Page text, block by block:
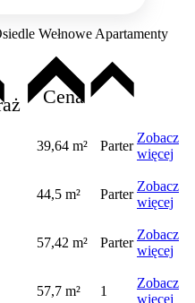
Wełnowe Apartamenty
Cena
39,64 m² Parter
Zobacz
więcej
44,5 m² Parter
Zobacz
więcej
57,42 m² Parter
Zobacz
więcej
57,7 m² 1
Zobacz
więcej